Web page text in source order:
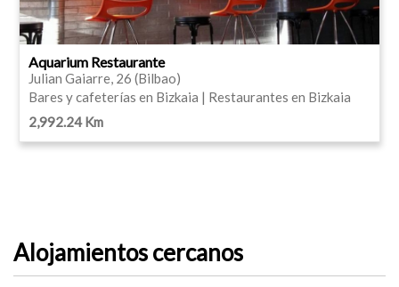
Aquarium Restaurante
Julian Gaiarre, 26 (Bilbao)
Bares y cafeterías en Bizkaia | Restaurantes en Bizkaia
2,992.24 Km
Alojamientos cercanos